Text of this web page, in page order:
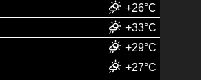
+26°C
+33°C
+29°C
+27°C